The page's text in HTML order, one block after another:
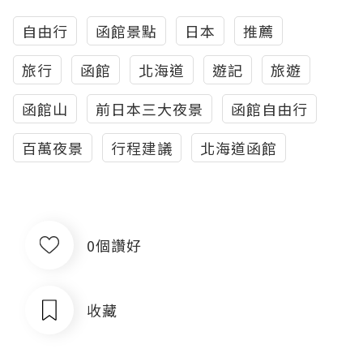
自由行 函館景點 日本
推薦
旅行
函館 北海道 遊記
旅遊
函館山
前日本三大夜景
函館自由行
百萬夜景
行程建議 北海道函館
0個讚好
收藏